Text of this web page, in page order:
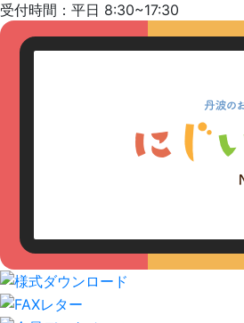
受付時間：平日 8:30~17:30